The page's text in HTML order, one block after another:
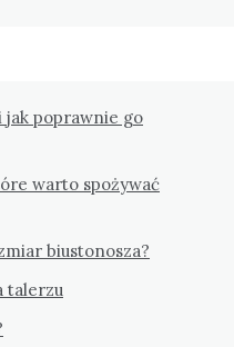
jak poprawnie go
warto spożywać
biustonosza?
talerzu